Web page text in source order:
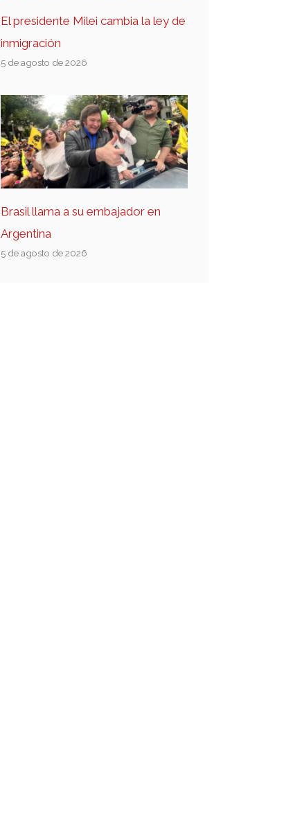
El presidente Milei cambia la ley de
inmigración
5 de agosto de 2026
Brasil llama a su embajador en
Argentina
5 de agosto de 2026